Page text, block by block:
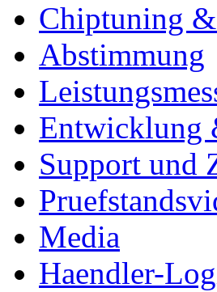
Chiptuning
Abstimmung
Entwicklung
Support und
Media
Haendler-